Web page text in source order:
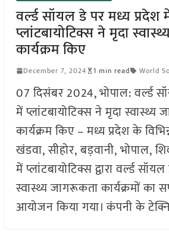
वर्ल्ड सॉयल डे पर मध्य प्रदेश
प्लांटबायोटिक्स ने मृदा
कार्यक्रम किए
December 7, 2024 1 min read World
07 दिसंबर 2024, भोपाल: वर्ल्ड
में प्लांटबायोटिक्स ने मृदा स्वास्थ्य
कार्यक्रम किए – मध्य प्रदेश के
खंडवा, सीहोर, बड़वानी, भोपाल,
में प्लांटबायोटिक्स द्वारा वर्ल्ड
स्वास्थ्य जागरूकता कार्यक्रमों का
आयोजन किया गया। कंपनी के